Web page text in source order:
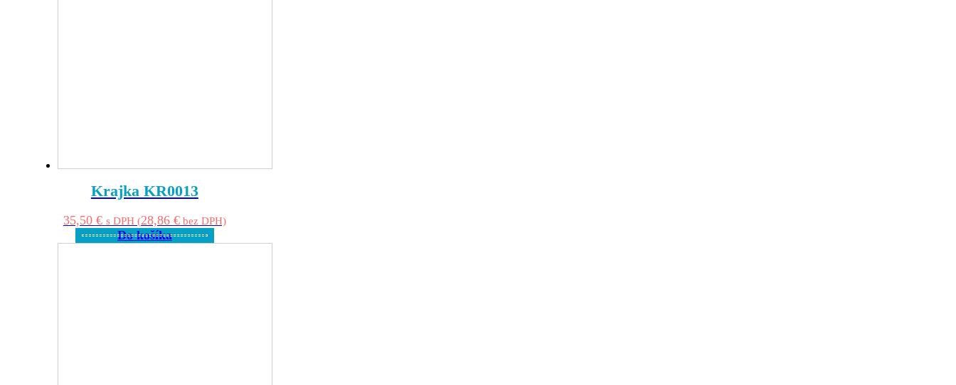
Krajka KR0013
35,50 € s DPH (28,86 €bez DPH)
Do košíka